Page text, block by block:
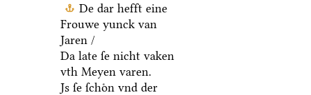
De dar hefft eine
Frouwe yunck van
Jaren /
Da late ſe nicht vaken
vth Meyen varen.
Js ſe ſchoͤn vnd der